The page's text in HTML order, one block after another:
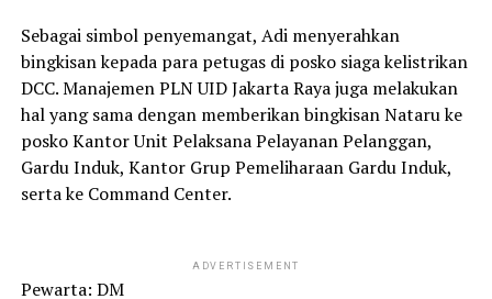
Sebagai simbol penyemangat, Adi menyerahkan
bingkisan kepada para petugas di posko siaga kelistrikan
DCC. Manajemen PLN UID Jakarta Raya juga melakukan
hal yang sama dengan memberikan bingkisan Nataru ke
posko Kantor Unit Pelaksana Pelayanan Pelanggan,
Gardu Induk, Kantor Grup Pemeliharaan Gardu Induk,
serta ke Command Center.
ADVERTISEMENT
Pewarta: DM